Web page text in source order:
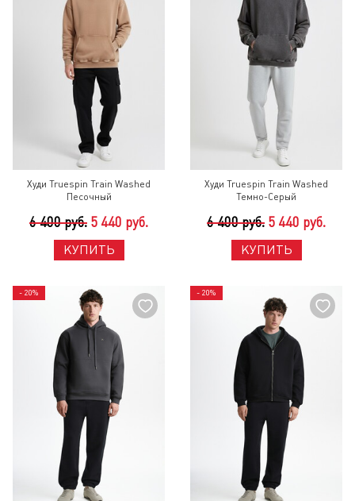
Худи Truespin Train Washed
Песочный
6 400 руб. 5 440 руб.
КУПИТЬ
Худи Truespin Train Washed
Темно-Серый
6 400 руб. 5 440 руб.
КУПИТЬ
- 20% - 20%